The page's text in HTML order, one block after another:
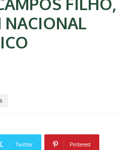
NACIONAL
Twitter Pinterest